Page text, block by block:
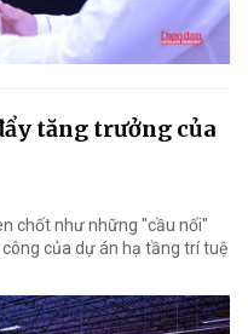
tăng trưởng của
chốt như những "cầu nối"
của dự án hạ tầng trí tuệ